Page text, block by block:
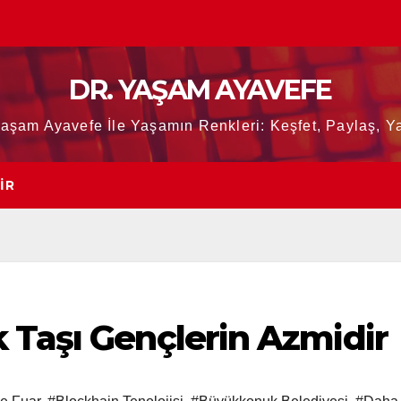
DR. YAŞAM AYAVEFE
Ayavefe İle Yaşamın Renkleri: Keşfet, Paylaş,
Gençlerin Azmidir